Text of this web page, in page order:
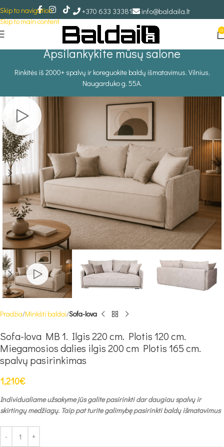
Skip to navigation
Skip to main content
+370 633 33381 info@baldaila.lt
0
Apsilankykite mūsų salone
Rinkitės iš 2000+ spalvų ir koreguokite baldų išmatavimus. Vilnius,
Naugarduko g. 55A.
Pradžia Minkšti baldai Sofa-lova
Sofa-lova MB 1. Ilgis 220 cm. Plotis 120 cm.
Miegamosios dalies ilgis 200 cm Plotis 165 cm.
spalvų pasirinkimas
1,210€
Individualiame užsakyme jūs galite pasirinkti dar daugiau spalvų ir
skirtingų medžiagų. Taip pat turite galimybę pasirinkti baldų išmatavimus